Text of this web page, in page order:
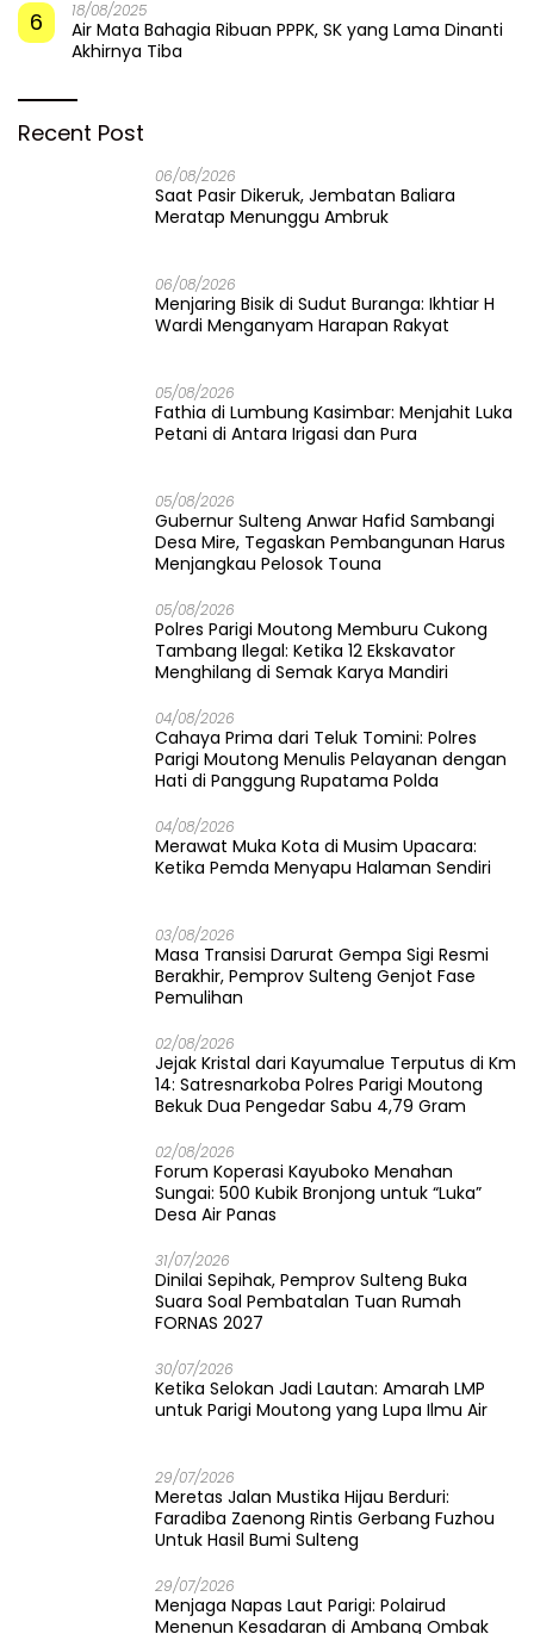
6 18/08/2025
Air Mata Bahagia Ribuan PPPK, SK yang Lama Dinanti
Akhirnya Tiba
Recent Post
06/08/2026
Saat Pasir Dikeruk, Jembatan Baliara
Meratap Menunggu Ambruk
06/08/2026
Menjaring Bisik di Sudut Buranga: Ikhtiar H
Wardi Menganyam Harapan Rakyat
05/08/2026
Fathia di Lumbung Kasimbar: Menjahit Luka
Petani di Antara Irigasi dan Pura
05/08/2026
Gubernur Sulteng Anwar Hafid Sambangi
Desa Mire, Tegaskan Pembangunan Harus
Menjangkau Pelosok Touna
05/08/2026
Polres Parigi Moutong Memburu Cukong
Tambang Ilegal: Ketika 12 Ekskavator
Menghilang di Semak Karya Mandiri
04/08/2026
Cahaya Prima dari Teluk Tomini: Polres
Parigi Moutong Menulis Pelayanan dengan
Hati di Panggung Rupatama Polda
04/08/2026
Merawat Muka Kota di Musim Upacara:
Ketika Pemda Menyapu Halaman Sendiri
03/08/2026
Masa Transisi Darurat Gempa Sigi Resmi
Berakhir, Pemprov Sulteng Genjot Fase
Pemulihan
02/08/2026
Jejak Kristal dari Kayumalue Terputus di Km
14: Satresnarkoba Polres Parigi Moutong
Bekuk Dua Pengedar Sabu 4,79 Gram
02/08/2026
Forum Koperasi Kayuboko Menahan
Sungai: 500 Kubik Bronjong untuk “Luka”
Desa Air Panas
31/07/2026
Dinilai Sepihak, Pemprov Sulteng Buka
Suara Soal Pembatalan Tuan Rumah
FORNAS 2027
30/07/2026
Ketika Selokan Jadi Lautan: Amarah LMP
untuk Parigi Moutong yang Lupa Ilmu Air
29/07/2026
Meretas Jalan Mustika Hijau Berduri:
Faradiba Zaenong Rintis Gerbang Fuzhou
Untuk Hasil Bumi Sulteng
29/07/2026
​Menjaga Napas Laut Parigi: Polairud
Menenun Kesadaran di Ambang Ombak